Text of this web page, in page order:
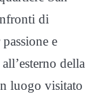
di
e
della
luogo visitato